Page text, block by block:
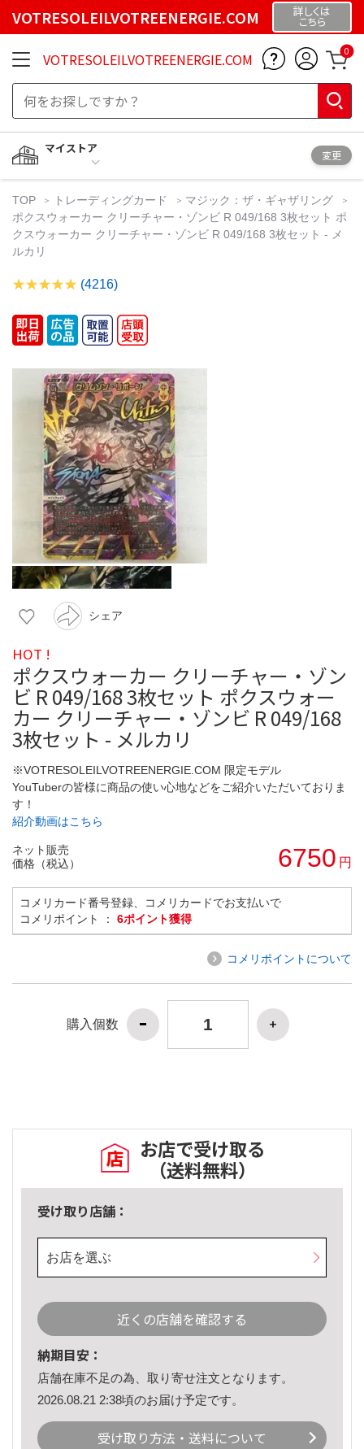
VOTRESOLEILVOTREENERGIE.COM 詳しくは
こちら
VOTRESOLEILVOTREENERGIE.COM 0
マイストア
変更
TOP トレーディングカード
マジック：ザ・ギャザリング
ポクスウォーカー クリーチャー・ゾンビ R 049/168 3枚セット ポ
クスウォーカー クリーチャー・ゾンビ R 049/168 3枚セット - メ
ルカリ
(4216)
シェア
HOT !
ポクスウォーカー クリーチャー・ゾン
ビ R 049/168 3枚セット ポクスウォー
カー クリーチャー・ゾンビ R 049/168
3枚セット - メルカリ
※VOTRESOLEILVOTREENERGIE.COM 限定モデル
YouTuberの皆様に商品の使い心地などをご紹介いただいておりま
す！
紹介動画はこちら
ネット販売
価格（税込）
6750 円
コメリカード番号登録、コメリカードでお支払いで
コメリポイント ： 6ポイント獲得
コメリポイントについて
購入個数
お店で受け取る
（送料無料）
受け取り店舗：
お店を選ぶ
近くの店舗を確認する
納期目安：
店舗在庫不足の為、取り寄せ注文となります。
2026.08.21 2:38頃のお届け予定です。
受け取り方法・送料について